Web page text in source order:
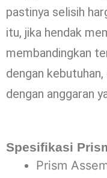
pastinya selisih
itu, jika hendak
membandingkan
dengan
dengan anggaran
Spesifikasi
Prism